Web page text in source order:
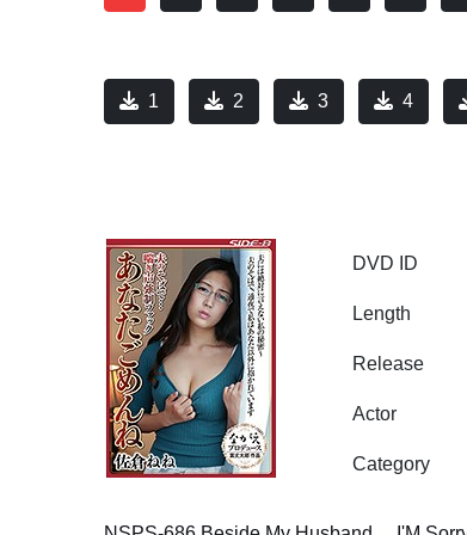
1 2 3 4
DVD ID
Length
Release
Actor
Category